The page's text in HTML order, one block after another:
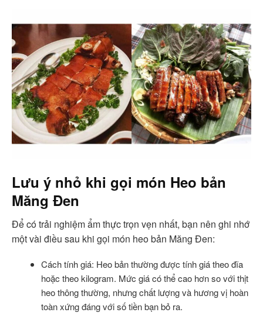
Lưu ý nhỏ khi gọi món Heo bản
Măng Đen
Để có trải nghiệm ẩm thực trọn vẹn nhất, bạn nên ghi nhớ
một vài điều sau khi gọi món heo bản Măng Đen:
Cách tính giá: Heo bản thường được tính giá theo đĩa
hoặc theo kilogram. Mức giá có thể cao hơn so với thịt
heo thông thường, nhưng chất lượng và hương vị hoàn
toàn xứng đáng với số tiền bạn bỏ ra.